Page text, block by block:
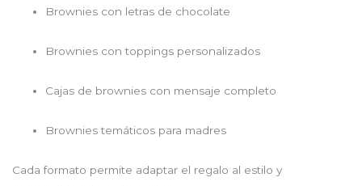
Brownies con letras de chocolate
Brownies con toppings personalizados
Cajas de brownies con mensaje completo
Brownies temáticos para madres
Cada formato permite adaptar el regalo al estilo y